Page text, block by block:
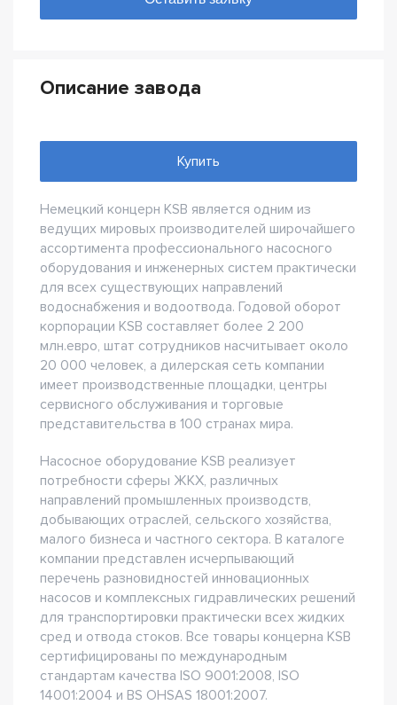
Описание завода
Купить
Немецкий концерн KSB является одним из
ведущих мировых производителей широчайшего
ассортимента профессионального насосного
оборудования и инженерных систем практически
для всех существующих направлений
водоснабжения и водоотвода. Годовой оборот
корпорации KSB составляет более 2 200
млн.евро, штат сотрудников насчитывает около
20 000 человек, а дилерская сеть компании
имеет производственные площадки, центры
сервисного обслуживания и торговые
представительства в 100 странах мира.
Насосное оборудование KSB реализует
потребности сферы ЖКХ, различных
направлений промышленных производств,
добывающих отраслей, сельского хозяйства,
малого бизнеса и частного сектора. В каталоге
компании представлен исчерпывающий
перечень разновидностей инновационных
насосов и комплексных гидравлических решений
для транспортировки практически всех жидких
сред и отвода стоков. Все товары концерна KSB
сертифицированы по международным
стандартам качества ISO 9001:2008, ISO
14001:2004 и BS OHSAS 18001:2007.